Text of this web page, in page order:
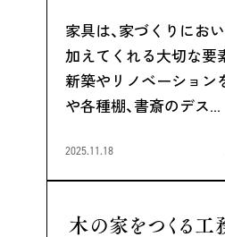
家具は、家づくりにお
加えてくれる大切な要
新築やリノベーション
や各種棚、書斎のデス…
2025.11.18
木の家をつくる工